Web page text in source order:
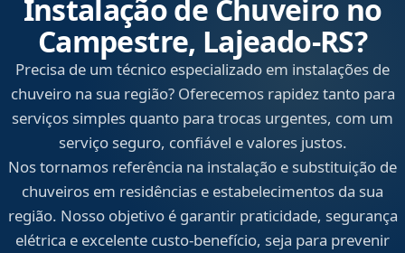
Instalação de Chuveiro no
Campestre, Lajeado‑RS?
Precisa de um técnico especializado em instalações de
chuveiro na sua região? Oferecemos rapidez tanto para
serviços simples quanto para trocas urgentes, com um
serviço seguro, confiável e valores justos.
Nos tornamos referência na instalação e substituição de
chuveiros em residências e estabelecimentos da sua
região. Nosso objetivo é garantir praticidade, segurança
elétrica e excelente custo-benefício, seja para prevenir